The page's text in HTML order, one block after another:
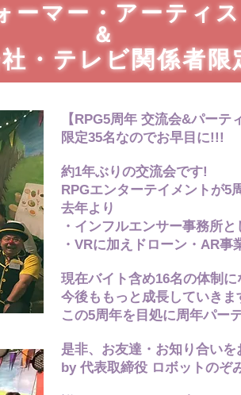
ーマー・アーティス
＆
・テレビ関係者限
【RPG5周年 交流会&パーテ
限定35名なのでお早目に!!!
約1年ぶりの交流会です!
RPGエンターテイメントが5
去年より
・インフルエンサー事務所
・VRに加えドローン・AR事
現在バイト含め16名の体制に
今後ももっと成長していきま
この5周年を目処に周年パー
是非、お友達・お知り合い
by 代表取締役 ロボットのぞ